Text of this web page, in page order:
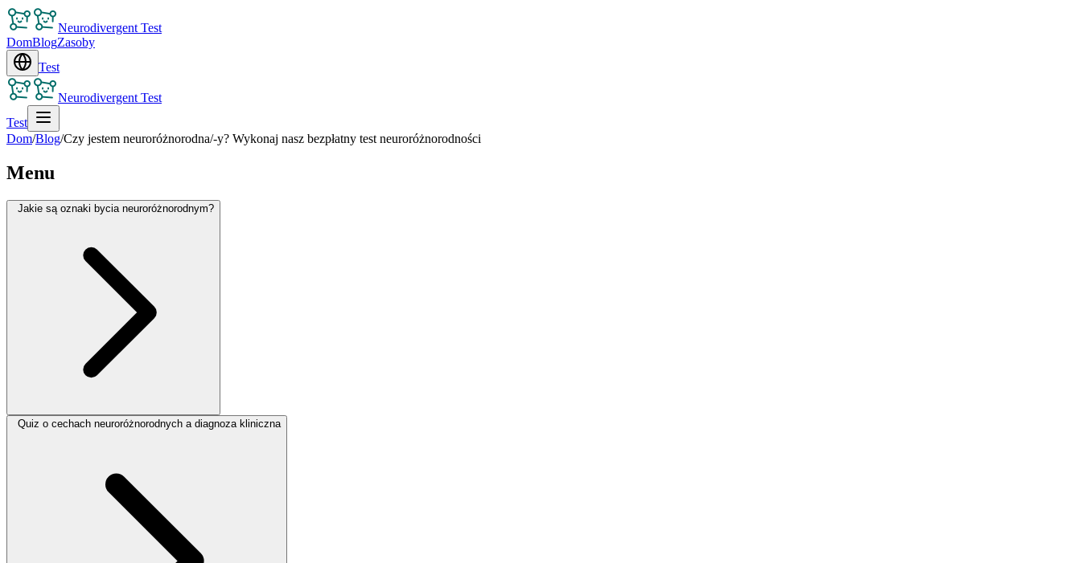
Neurodivergent Test
DomBlogZasoby
Test
Neurodivergent Test
Test
Dom/Blog/Czy jestem neuroróżnorodna/-y? Wykonaj nasz bezpłatny test neuroróżnorodności
Menu
Jakie są oznaki bycia neuroróżnorodnym?
Quiz o cechach neuroróżnorodnych a diagnoza kliniczna